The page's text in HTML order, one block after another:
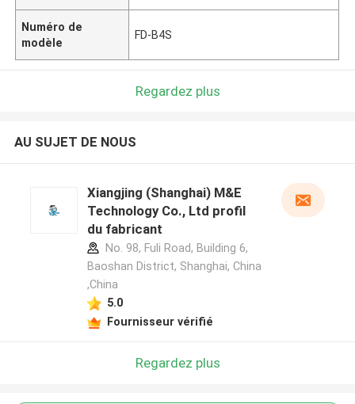
Numéro de
modèle
FD-B4S
Regardez plus
AU SUJET DE NOUS
Xiangjing (Shanghai) M&E
Technology Co., Ltd profil
du fabricant
No. 98, Fuli Road, Building 6,
Baoshan District, Shanghai, China
,China
5.0
Fournisseur vérifié
Regardez plus